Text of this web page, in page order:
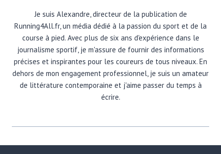
Je suis Alexandre, directeur de la publication de
Running4All.fr, un média dédié à la passion du sport et de la
course à pied. Avec plus de six ans d'expérience dans le
journalisme sportif, je m'assure de fournir des informations
précises et inspirantes pour les coureurs de tous niveaux. En
dehors de mon engagement professionnel, je suis un amateur
de littérature contemporaine et j'aime passer du temps à
écrire.